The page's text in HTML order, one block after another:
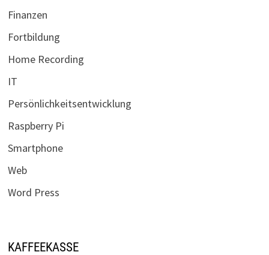
Finanzen
Fortbildung
Home Recording
IT
Persönlichkeitsentwicklung
Raspberry Pi
Smartphone
Web
Word Press
KAFFEEKASSE